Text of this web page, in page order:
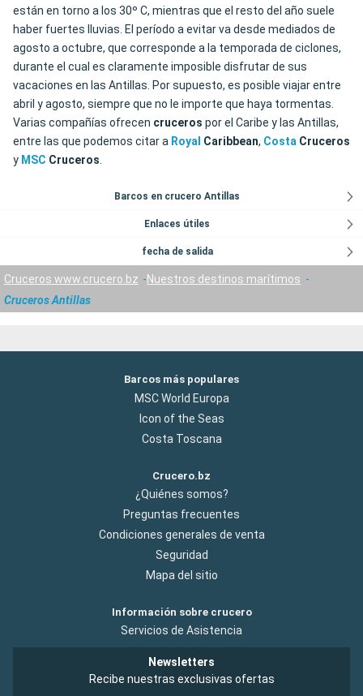
están en torno a los 30º C, mientras que el resto del año suele
haber fuertes lluvias. El período a evitar va desde mediados de
agosto a octubre, que corresponde a la temporada de ciclones,
durante el cual es claramente imposible disfrutar de sus
vacaciones en las Antillas. Por supuesto, es posible viajar entre
abril y agosto, siempre que no le importe que haya tormentas.
Varias compañías ofrecen cruceros por el Caribe y las Antillas,
entre las que podemos citar a Royal Caribbean, Costa Cruceros
y MSC Cruceros.
Barcos en crucero Antillas
Enlaces útiles
fecha de salida
Cruceros www.crucero.bz
Nuestros destinos marítimos
Cruceros Antillas
Barcos más populares
MSC World Europa
Icon of the Seas
Costa Toscana
Crucero.bz
¿Quiénes somos?
Preguntas frecuentes
Condiciones generales de venta
Seguridad
Mapa del sitio
Información sobre crucero
Servicios de Asistencia
Newsletters
Recibe nuestras exclusivas ofertas